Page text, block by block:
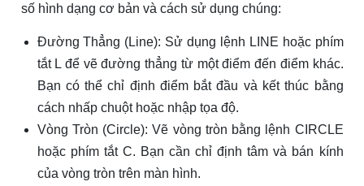
số hình dạng cơ bản và cách sử dụng chúng:
Đường Thẳng (Line): Sử dụng lệnh LINE hoặc phím
tắt L để vẽ đường thẳng từ một điểm đến điểm khác.
Bạn có thể chỉ định điểm bắt đầu và kết thúc bằng
cách nhấp chuột hoặc nhập tọa độ.
Vòng Tròn (Circle): Vẽ vòng tròn bằng lệnh CIRCLE
hoặc phím tắt C. Bạn cần chỉ định tâm và bán kính
của vòng tròn trên màn hình.